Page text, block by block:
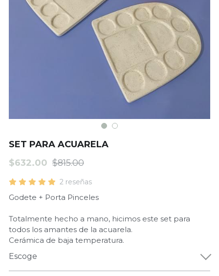
SET PARA ACUARELA
$632.00 $815.00
2 reseñas
Godete + Porta Pinceles
Totalmente hecho a mano, hicimos este set para
todos los amantes de la acuarela.
Cerámica de baja temperatura.
Escoge
Matcha